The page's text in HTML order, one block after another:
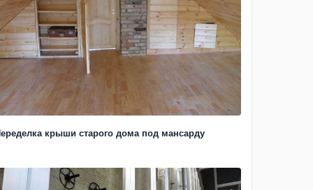
крыши старого дома под мансарду